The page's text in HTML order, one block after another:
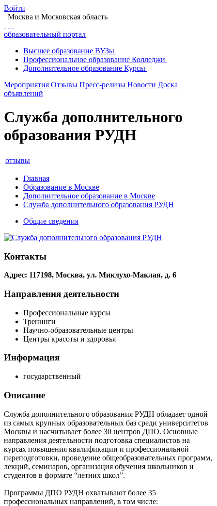
Войти
Москва и Московская область
образовательный портал
Высшее образование ВУЗы
Профессиональное образование Колледжи
Дополнительное образование Курсы
Мероприятия Отзывы Пресс-релизы Новости Доска
объявлений
Служба дополнительного
образования РУДН
отзывы
Главная
Образование в Москве
Дополнительное образование в Москве
Служба дополнительного образования РУДН
Общие сведения
Контакты
Адрес: 117198, Москва, ул. Миклухо-Маклая, д. 6
Направления деятельности
Профессиональные курсы
Тренинги
Научно-образовательные центры
Центры красоты и здоровья
Информация
государственный
Описание
Служба дополнительного образования РУДН обладает одной
из самых крупных образовательных баз среди университетов
Москвы и насчитывает более 30 центров ДПО. Основные
направления деятельности подготовка специалистов на
курсах повышения квалификации и профессиональной
переподготовки, проведение общеобразовательных программ,
лекций, семинаров, организация обучения школьников и
студентов в формате “летних школ”.
Программы ДПО РУДН охватывают более 35
профессиональных направлений, в том числе: